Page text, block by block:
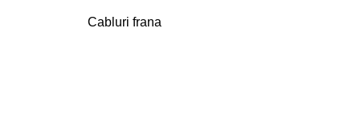
Cabluri frana